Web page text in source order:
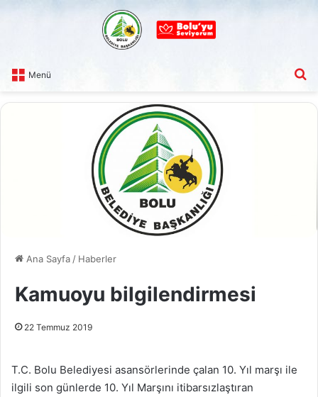
Menü
Ana Sayfa / Haberler
Kamuoyu bilgilendirmesi
22 Temmuz 2019
T.C. Bolu Belediyesi asansörlerinde çalan 10. Yıl marşı ile
ilgili son günlerde 10. Yıl Marşını itibarsızlaştıran